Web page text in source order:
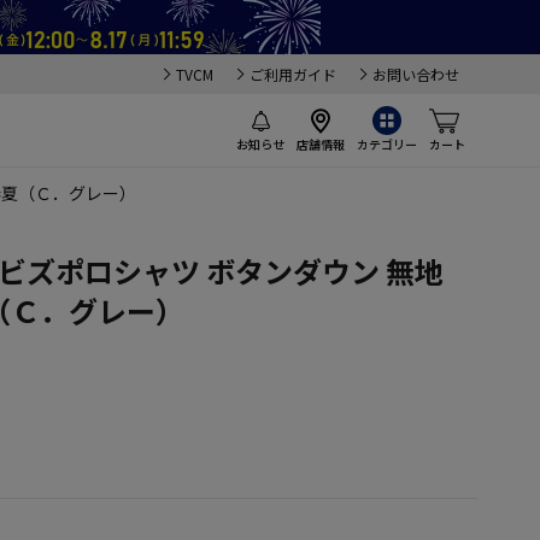
TVCM ご利用ガイド お問い合わせ
お知らせ 店舗情報 カテゴリー カート
（Ｃ．グレー）
ズポロシャツ ボタンダウン 無地
．グレー）